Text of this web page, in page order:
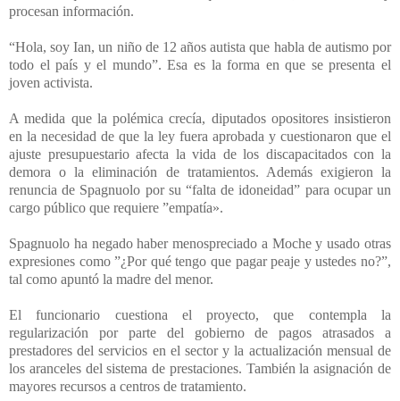
procesan información.
“Hola, soy Ian, un niño de 12 años autista que habla de autismo por
todo el país y el mundo”. Esa es la forma en que se presenta el
joven activista.
A medida que la polémica crecía, diputados opositores insistieron
en la necesidad de que la ley fuera aprobada y cuestionaron que el
ajuste presupuestario afecta la vida de los discapacitados con la
demora o la eliminación de tratamientos. Además exigieron la
renuncia de Spagnuolo por su “falta de idoneidad” para ocupar un
cargo público que requiere ”empatía».
Spagnuolo ha negado haber menospreciado a Moche y usado otras
expresiones como ”¿Por qué tengo que pagar peaje y ustedes no?”,
tal como apuntó la madre del menor.
El funcionario cuestiona el proyecto, que contempla la
regularización por parte del gobierno de pagos atrasados a
prestadores del servicios en el sector y la actualización mensual de
los aranceles del sistema de prestaciones. También la asignación de
mayores recursos a centros de tratamiento.